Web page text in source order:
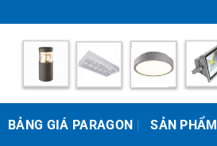
BẢNG GIÁ PARAGON SẢN PHẨM